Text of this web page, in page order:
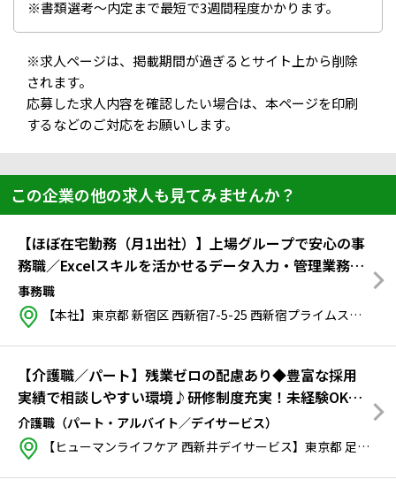
※書類選考～内定まで最短で3週間程度かかります。
※求人ページは、掲載期間が過ぎるとサイト上から削除
されます。
応募した求人内容を確認したい場合は、本ページを印刷
するなどのご対応をお願いします。
この企業の他の求人も見てみませんか？
【ほぼ在宅勤務（月1出社）】上場グループで安心の事
務職／Excelスキルを活かせるデータ入力・管理業務／
障害配慮・サポート実績多数◎
事務職
【本社】東京都 新宿区 西新宿7-5-25 西新宿プライムスクエア1F
【介護職／パート】残業ゼロの配慮あり◆豊富な採用
実績で相談しやすい環境♪研修制度充実！未経験OK・
週3日〜OK・短時間勤務も相談可！
介護職（パート・アルバイト／デイサービス）
【ヒューマンライフケア 西新井デイサービス】東京都 足立区 栗原1丁目25番8号 ジュナラル1階